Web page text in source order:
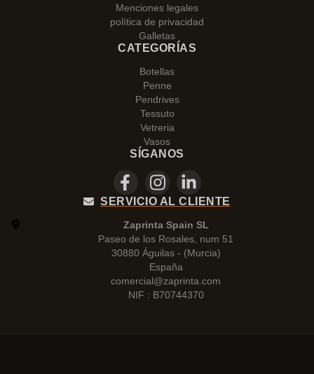
Menciones legales
política de privacidad
Galletas
CATEGORÍAS
Botellas
Penne
Pendrives
Tessuto
Vetreria
Vasos
SÍGANOS
SERVICIO AL CLIENTE
Zaprinta Spain SL
Paseo de los Rosales, num 51
30880 Águilas - (Murcia)
España
comercial@zaprinta.com
NIF : B70744370